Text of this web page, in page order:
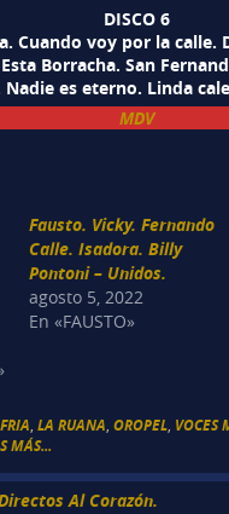
DISCO 6
Cuando voy por la calle.
Borracha. San
Nadie es eterno. Linda
MDV
Fausto. Vicky. Fernando
Calle. Isadora. Billy
Pontoni – Unidos.
agosto 5, 2022
En «FAUSTO»
,LA RUANA ,OROPEL VOCES
MÁS...
Al Corazón.